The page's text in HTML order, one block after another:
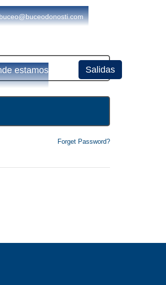
estamos Salidas
Forget Password?